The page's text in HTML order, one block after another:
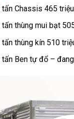
Chassis 465
thùng mui bạt
thùng kín 510
Ben tự đổ –